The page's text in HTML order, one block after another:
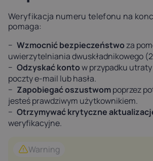
Weryfikacja numeru telefonu na
pomaga:
Wzmocnić bezpieczeństwoza
uwierzytelniania dwuskładnikowego
Odzyskać kontow przypadku
poczty e-mail lub hasła.
Zapobiegać oszustwompoprzez
jesteś prawdziwym użytkownikiem.
Otrzymywać krytyczne
weryfikacyjne.
Warning
Latvia
21%
Lithuania
21%
Netherlands
21%
Poland
23%
Slovakia
20%
Slovenia
22%
0%